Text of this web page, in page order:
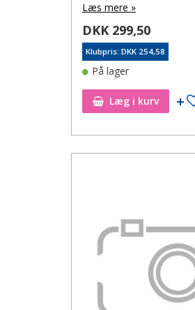
Læs mere »
DKK 299,50
Klubpris: DKK 254,58
På lager
Læg i kurv